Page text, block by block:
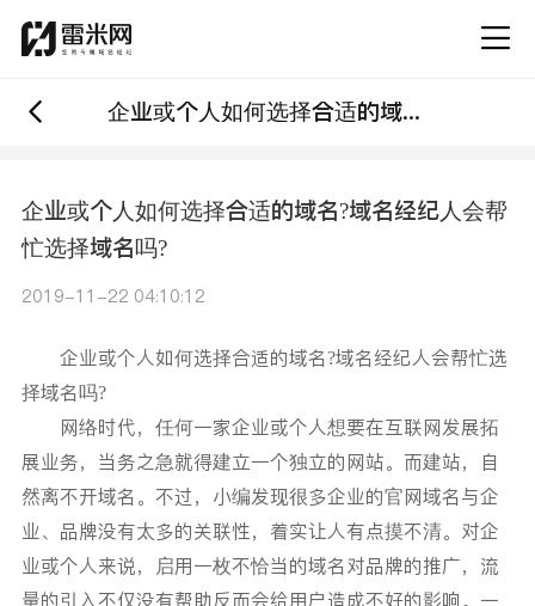
企业或个人如何选择合适的域名?域名经纪人会帮忙选择域名吗?
企业或个人如何选择合适的域名?域名经纪人会帮
忙选择域名吗?
2019-11-22 04:10:12
企业或个人如何选择合适的域名?域名经纪人会帮忙选
择域名吗?
网络时代，任何一家企业或个人想要在互联网发展拓
展业务，当务之急就得建立一个独立的网站。而建站，自
然离不开域名。不过，小编发现很多企业的官网域名与企
业、品牌没有太多的关联性，着实让人有点摸不清。对企
业或个人来说，启用一枚不恰当的域名对品牌的推广，流
量的引入不仅没有帮助反而会给用户造成不好的影响。一